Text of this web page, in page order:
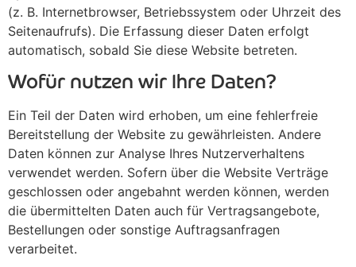
(z. B. Internetbrowser, Betriebssystem oder Uhrzeit des
Seitenaufrufs). Die Erfassung dieser Daten erfolgt
automatisch, sobald Sie diese Website betreten.
Wofür nutzen wir Ihre Daten?
Ein Teil der Daten wird erhoben, um eine fehlerfreie
Bereitstellung der Website zu gewährleisten. Andere
Daten können zur Analyse Ihres Nutzerverhaltens
verwendet werden. Sofern über die Website Verträge
geschlossen oder angebahnt werden können, werden
die übermittelten Daten auch für Vertragsangebote,
Bestellungen oder sonstige Auftragsanfragen
verarbeitet.